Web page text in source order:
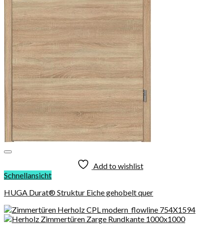
Add to wishlist
Schnellansicht
HUGA Durat® Struktur Eiche gehobelt quer